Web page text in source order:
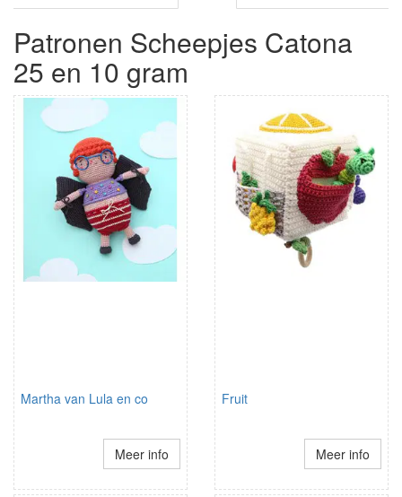
Patronen Scheepjes Catona
25 en 10 gram
Martha van Lula en co
Meer info
Fruit
Meer info